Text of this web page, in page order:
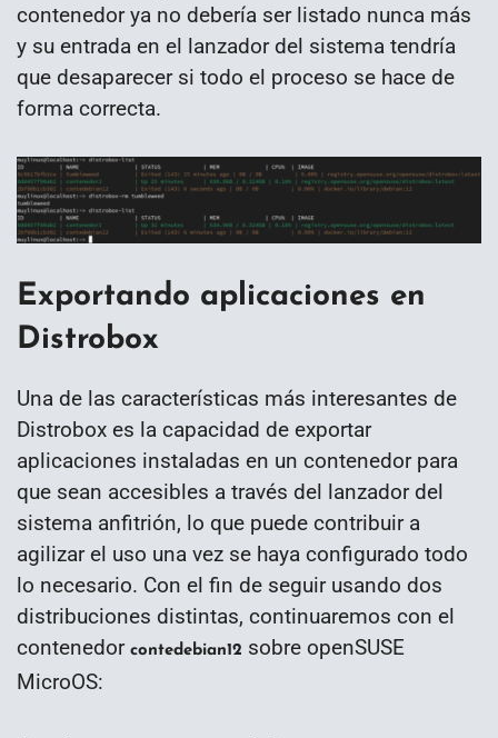
contenedor ya no debería ser listado nunca más
y su entrada en el lanzador del sistema tendría
que desaparecer si todo el proceso se hace de
forma correcta.
Exportando aplicaciones en
Distrobox
Una de las características más interesantes de
Distrobox es la capacidad de exportar
aplicaciones instaladas en un contenedor para
que sean accesibles a través del lanzador del
sistema anfitrión, lo que puede contribuir a
agilizar el uso una vez se haya configurado todo
lo necesario. Con el fin de seguir usando dos
distribuciones distintas, continuaremos con el
contenedor contedebian12 sobre openSUSE
MicroOS: